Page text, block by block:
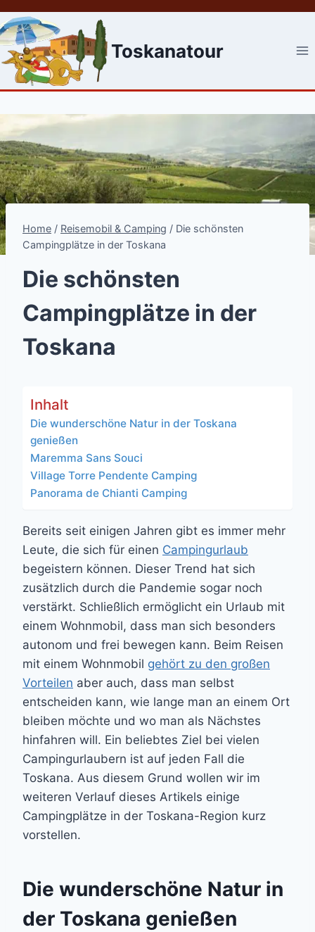
Skip
to
content
Toskanatour
Home / Reisemobil & Camping / Die schönsten
Campingplätze in der Toskana
Die schönsten
Campingplätze in der
Toskana
Inhalt
Die wunderschöne Natur in der Toskana
genießen
Maremma Sans Souci
Village Torre Pendente Camping
Panorama de Chianti Camping
Bereits seit einigen Jahren gibt es immer mehr
Leute, die sich für einen Campingurlaub
begeistern können. Dieser Trend hat sich
zusätzlich durch die Pandemie sogar noch
verstärkt. Schließlich ermöglicht ein Urlaub mit
einem Wohnmobil, dass man sich besonders
autonom und frei bewegen kann. Beim Reisen
mit einem Wohnmobil gehört zu den großen
Vorteilen aber auch, dass man selbst
entscheiden kann, wie lange man an einem Ort
bleiben möchte und wo man als Nächstes
hinfahren will. Ein beliebtes Ziel bei vielen
Campingurlaubern ist auf jeden Fall die
Toskana. Aus diesem Grund wollen wir im
weiteren Verlauf dieses Artikels einige
Campingplätze in der Toskana-Region kurz
vorstellen.
Die wunderschöne Natur in
der Toskana genießen